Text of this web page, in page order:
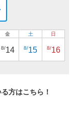
金
8/14
土
8/15
日
8/16
方はこちら！